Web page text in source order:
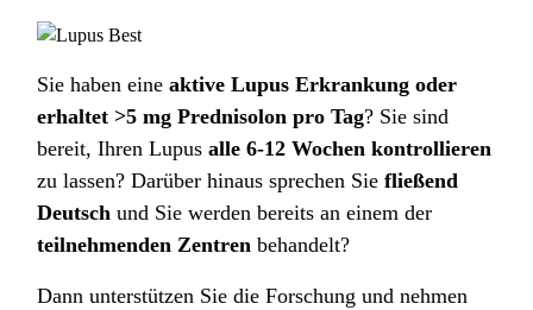
Sie haben eineaktive Lupus Erkrankung oder
erhaltet >5 mg Prednisolon pro Tag? Sie sind
bereit, Ihren Lupusalle 6-12 Wochen kontrollieren
zu lassen? Darüber hinaus sprechen Siefließend
Deutsch und Sie werden bereits an einem der
teilnehmenden Zentren behandelt?
Dann unterstützen Sie die Forschung und nehmen